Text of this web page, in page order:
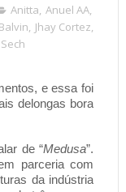
Anitta, Anuel AA,
, Jhay Cortez,
Sech
e essa foi
delongas bora
de “Medusa”.
da indústria